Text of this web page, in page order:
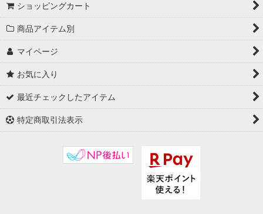
ショッピングカート
商品アイテム別
マイページ
お気に入り
最近チェックしたアイテム
特定商取引法表示